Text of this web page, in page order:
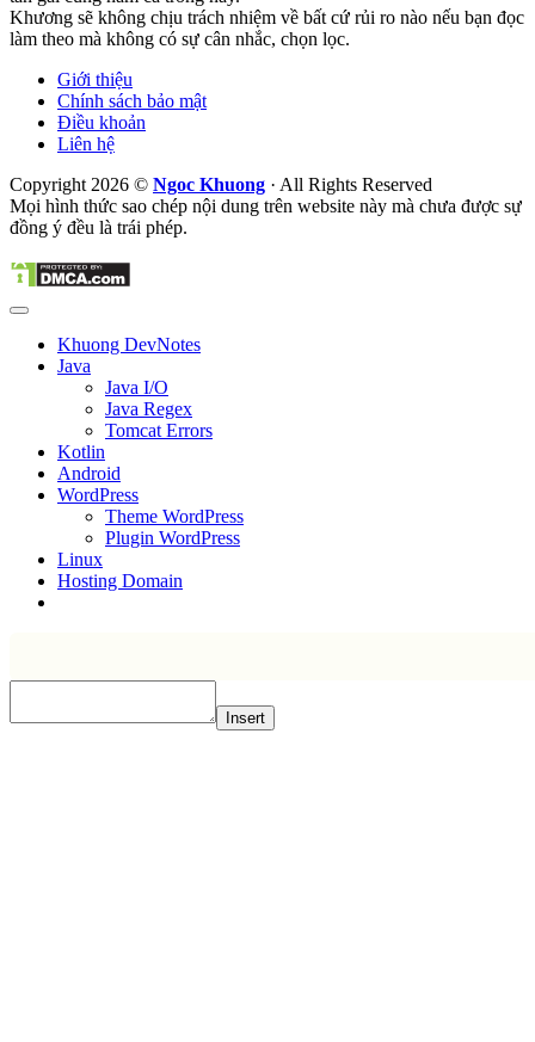
Khương sẽ không chịu trách nhiệm về bất cứ rủi ro nào nếu bạn đọc
làm theo mà không có sự cân nhắc, chọn lọc.
Giới thiệu
Chính sách bảo mật
Điều khoản
Liên hệ
Copyright 2026 © Ngoc Khuong · All Rights Reserved
Mọi hình thức sao chép nội dung trên website này mà chưa được sự
đồng ý đều là trái phép.
Khuong DevNotes
Java
Java I/O
Java Regex
Tomcat Errors
Kotlin
Android
WordPress
Theme WordPress
Plugin WordPress
Linux
Hosting Domain
Insert